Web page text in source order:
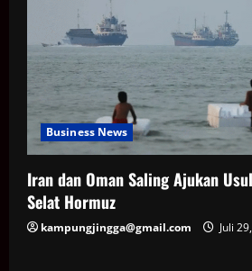
Business News
Iran dan Oman Saling Ajukan
Selat Hormuz
kampungjingga@gmail.com Juli